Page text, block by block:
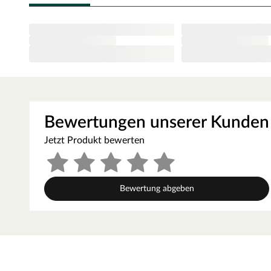
Jahre erhöht. Durch die Reaktion der Harze im Holz mit
Flecken (die sogenannten Salzausblühungen)
können sie abgebürstet bzw. mit einer Lackierung oder
Optik
Die glatte Oberfläche der Terrassendiele verhindert das
Bewertungen unserer Kunden
Jetzt Produkt bewerten
Bewertung abgeben